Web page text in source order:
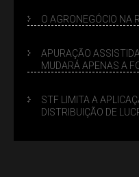
O AGRONEGÓCIO NA
APURAÇÃO
MUDARÁ APENAS A
STF LIMITA A
DISTRIBUIÇÃO DE